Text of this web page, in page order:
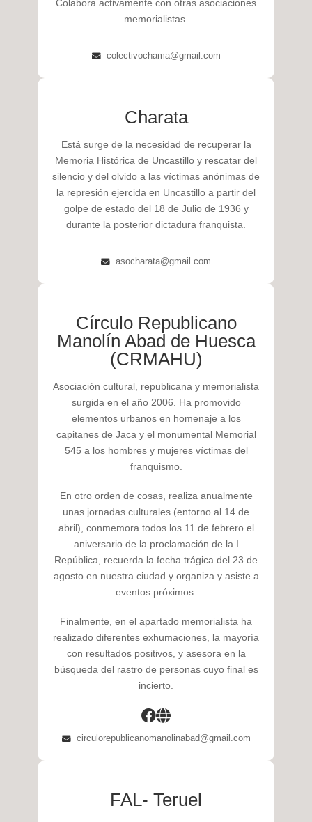
Colabora activamente con otras asociaciones
memorialistas.
colectivochama@gmail.com
Charata
Está surge de la necesidad de recuperar la
Memoria Histórica de Uncastillo y rescatar del
silencio y del olvido a las víctimas anónimas de
la represión ejercida en Uncastillo a partir del
golpe de estado del 18 de Julio de 1936 y
durante la posterior dictadura franquista.
asocharata@gmail.com
Círculo Republicano
Manolín Abad de Huesca
(CRMAHU)
Asociación cultural, republicana y memorialista
surgida en el año 2006. Ha promovido
elementos urbanos en homenaje a los
capitanes de Jaca y el monumental Memorial
545 a los hombres y mujeres víctimas del
franquismo.
En otro orden de cosas, realiza anualmente
unas jornadas culturales (entorno al 14 de
abril), conmemora todos los 11 de febrero el
aniversario de la proclamación de la I
República, recuerda la fecha trágica del 23 de
agosto en nuestra ciudad y organiza y asiste a
eventos próximos.
Finalmente, en el apartado memorialista ha
realizado diferentes exhumaciones, la mayoría
con resultados positivos, y asesora en la
búsqueda del rastro de personas cuyo final es
incierto.
circulorepublicanomanolinabad@gmail.com
FAL- Teruel